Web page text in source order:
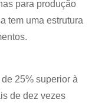
para produção
tem uma estrutura
25% superior à
de dez vezes